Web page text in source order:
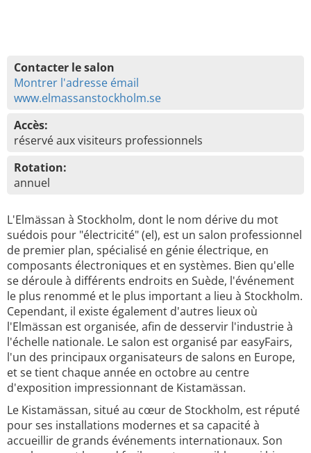
Contacter le salon
Montrer l'adresse émail
www.elmassanstockholm.se
Accès:
réservé aux visiteurs professionnels
Rotation:
annuel
L'Elmässan à Stockholm, dont le nom dérive du mot
suédois pour "électricité" (el), est un salon professionnel
de premier plan, spécialisé en génie électrique, en
composants électroniques et en systèmes. Bien qu'elle
se déroule à différents endroits en Suède, l'événement
le plus renommé et le plus important a lieu à Stockholm.
Cependant, il existe également d'autres lieux où
l'Elmässan est organisée, afin de desservir l'industrie à
l'échelle nationale. Le salon est organisé par easyFairs,
l'un des principaux organisateurs de salons en Europe,
et se tient chaque année en octobre au centre
d'exposition impressionnant de Kistamässan.
Le Kistamässan, situé au cœur de Stockholm, est réputé
pour ses installations modernes et sa capacité à
accueillir de grands événements internationaux. Son